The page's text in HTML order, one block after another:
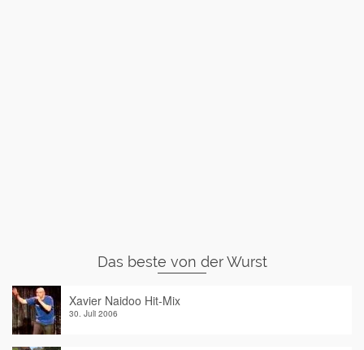
Das beste von der Wurst
Xavier Naidoo Hit-Mix
30. Juli 2006